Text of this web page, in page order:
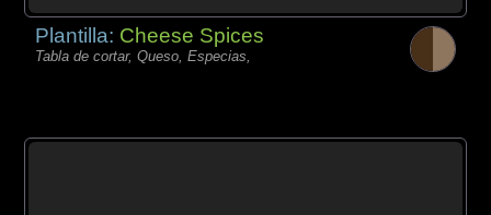
Plantilla: Cheese Spices
Tabla de cortar, Queso, Especias,